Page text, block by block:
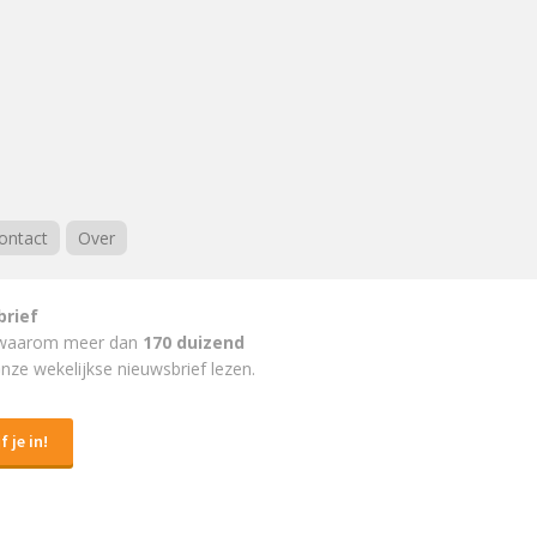
Over
meer dan 170 duizend
wekelijkse nieuwsbrief lezen.
je in!